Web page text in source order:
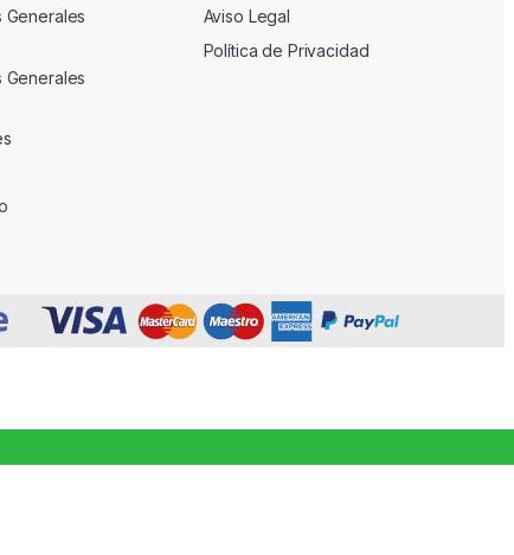
Generales
Generales
Aviso Legal
Política de Privacidad